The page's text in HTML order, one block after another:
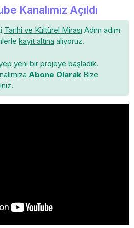
Kanalımız Açıldı
Tarihi ve Kültürel Mirası Adım adım
kayıt altına alıyoruz.
yeni bir projeye başladık.
Abone Olarak Bize